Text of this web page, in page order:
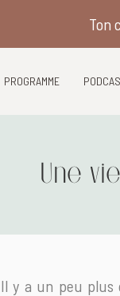
PROGRAMME
Une
Il y a un peu plus
Ton